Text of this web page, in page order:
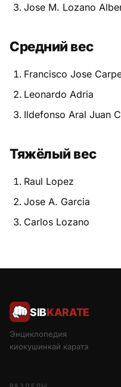
Травмы
Тренировочный
Турниры
Jose M. Lozano
Средний вес
Francisco Jose
Leonardo Adria
Ildefonso Aral Juan
Тяжёлый вес
Raul Lopez
Jose A. Garcia
Carlos Lozano
SIBKARATE
Энциклопедия
киокушинкай каратэ